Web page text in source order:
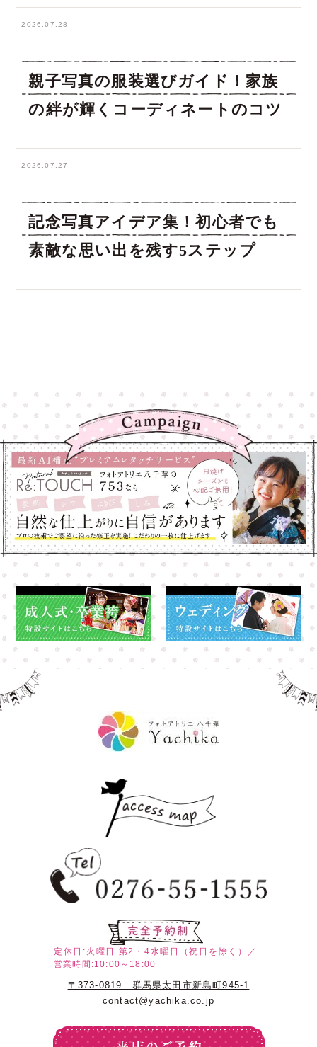
2026.07.28
親子写真の服装選びガイド！家族
の絆が輝くコーディネートのコツ
2026.07.27
記念写真アイデア集！初心者でも
素敵な思い出を残す5ステップ
定休日:火曜日
第2・4水曜日（祝日を除く）／
営業時間:10:00～18:00
〒373-0819 群馬県太田市新島町945-1
contact@yachika.co.jp